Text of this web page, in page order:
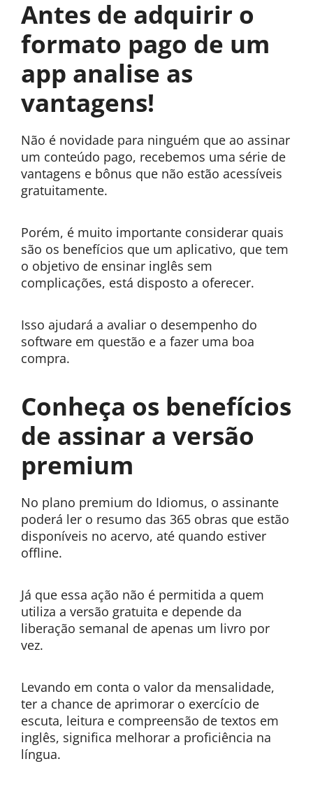
Antes de adquirir o
formato pago de um
app analise as
vantagens!
Não é novidade para ninguém que ao assinar
um conteúdo pago, recebemos uma série de
vantagens e bônus que não estão acessíveis
gratuitamente.
Porém, é muito importante considerar quais
são os benefícios que um aplicativo, que tem
o objetivo de ensinar inglês sem
complicações, está disposto a oferecer.
Isso ajudará a avaliar o desempenho do
software em questão e a fazer uma boa
compra.
Conheça os benefícios
de assinar a versão
premium
No plano premium do Idiomus, o assinante
poderá ler o resumo das 365 obras que estão
disponíveis no acervo, até quando estiver
offline.
Já que essa ação não é permitida a quem
utiliza a versão gratuita e depende da
liberação semanal de apenas um livro por
vez.
Levando em conta o valor da mensalidade,
ter a chance de aprimorar o exercício de
escuta, leitura e compreensão de textos em
inglês, significa melhorar a proficiência na
língua.